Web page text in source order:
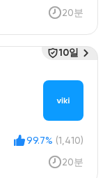
20분
99.7% (1,410)
20분
10일